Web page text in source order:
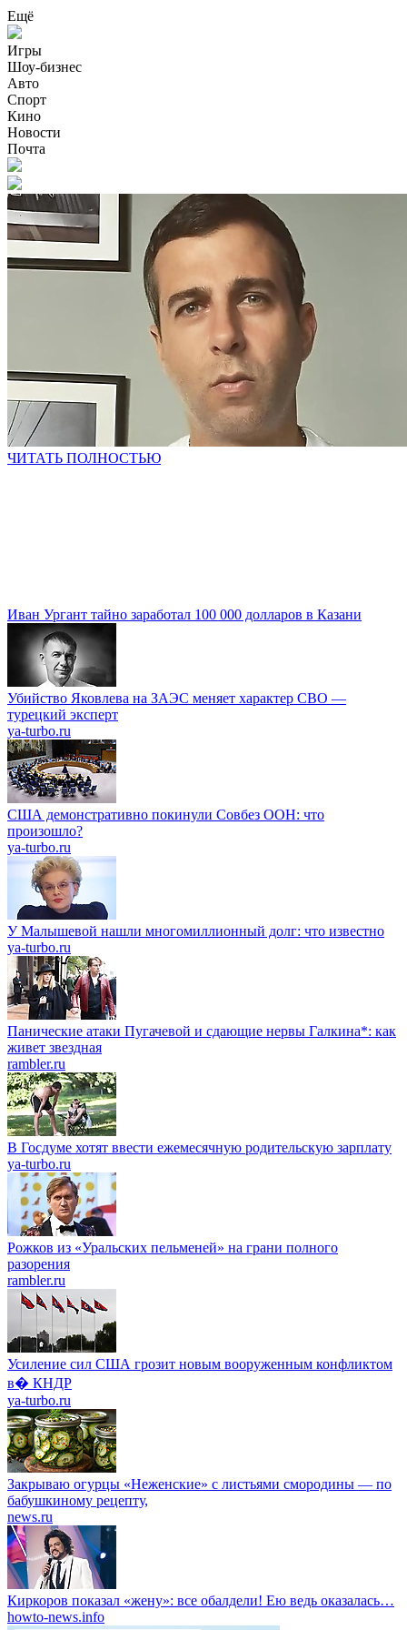
Ещё
Игры
Шоу-бизнес
Авто
Спорт
Кино
Новости
Почта
ЧИТАТЬ ПОЛНОСТЬЮ
Иван Ургант тайно заработал 100 000 долларов в Казани
Убийство Яковлева на ЗАЭС меняет характер СВО —
турецкий эксперт
ya-turbo.ru
США демонстративно покинули Совбез ООН: что
произошло?
ya-turbo.ru
У Малышевой нашли многомиллионный долг: что известно
ya-turbo.ru
Панические атаки Пугачевой и сдающие нервы Галкина*: как
живет звездная
rambler.ru
В Госдуме хотят ввести ежемесячную родительскую зарплату
ya-turbo.ru
Рожков из «Уральских пельменей» на грани полного
разорения
rambler.ru
Усиление сил США грозит новым вооруженным конфликтом
в� КНДР
ya-turbo.ru
Закрываю огурцы «Неженские» с листьями смородины — по
бабушкиному рецепту,
news.ru
Киркоров показал «жену»: все обалдели! Ею ведь оказалась…
howto-news.info